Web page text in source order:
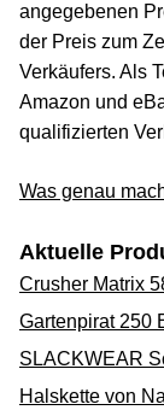
angegebenen
der Preis zum
Verkäufers. Als
Amazon und
qualifizierten
Was genau
Aktuelle
Crusher Matrix
Gartenpirat 250
SLACKWEAR
Halskette von